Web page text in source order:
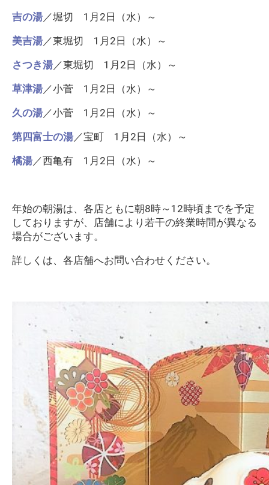
吉の湯／堀切 1月2日（水）～
美吉湯／東堀切 1月2日（水）～
さつき湯／東堀切 1月2日（水）～
草津湯／小菅 1月2日（水）～
久の湯／小菅 1月2日（水）～
第四富士の湯／宝町 1月2日（水）～
橘湯／西亀有 1月2日（水）～
年始の朝湯は、各店ともに朝8時～12時頃までを予定
しておりますが、店舗により若干の終業時間が異なる
場合がございます。
詳しくは、各店舗へお問い合わせください。